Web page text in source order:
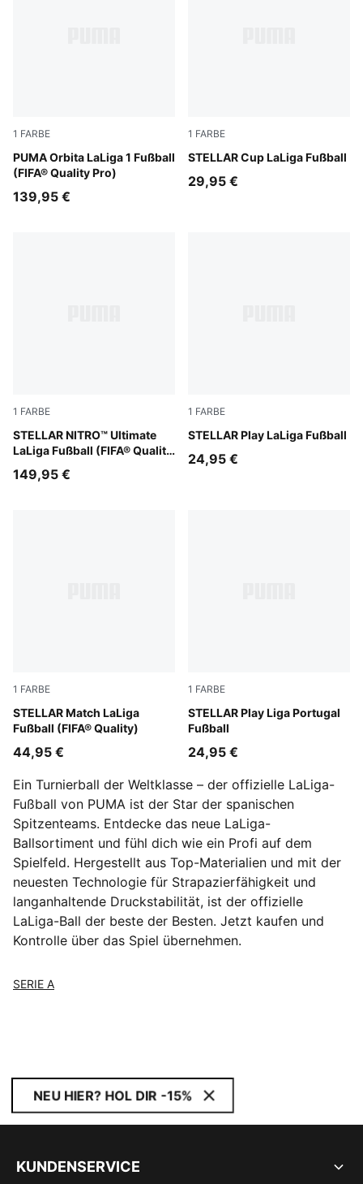
1 FARBE
PUMA Orbita LaLiga 1 Fußball
(FIFA® Quality Pro)
PUMA White-multicolor
139,95 €
1 FARBE
STELLAR Cup LaLiga Fußball
PUMA White-multicolor
29,95 €
1 FARBE
STELLAR NITRO™ Ultimate
LaLiga Fußball (FIFA® Quality
PUMA White-multicolor
149,95 €
1 FARBE
STELLAR Play LaLiga Fußball
PUMA White-multicolor
24,95 €
1 FARBE
STELLAR Match LaLiga
Fußball (FIFA® Quality)
PUMA White-multicolor
44,95 €
1 FARBE
STELLAR Play Liga Portugal
Fußball
PUMA White-multicolor
24,95 €
Ein Turnierball der Weltklasse – der offizielle LaLiga-
Fußball von PUMA ist der Star der spanischen
Spitzenteams. Entdecke das neue LaLiga-
Ballsortiment und fühl dich wie ein Profi auf dem
Spielfeld. Hergestellt aus Top-Materialien und mit der
neuesten Technologie für Strapazierfähigkeit und
langanhaltende Druckstabilität, ist der offizielle
LaLiga-Ball der beste der Besten. Jetzt kaufen und
Kontrolle über das Spiel übernehmen.
SERIE A
NEU HIER? HOL DIR -15%
KUNDENSERVICE